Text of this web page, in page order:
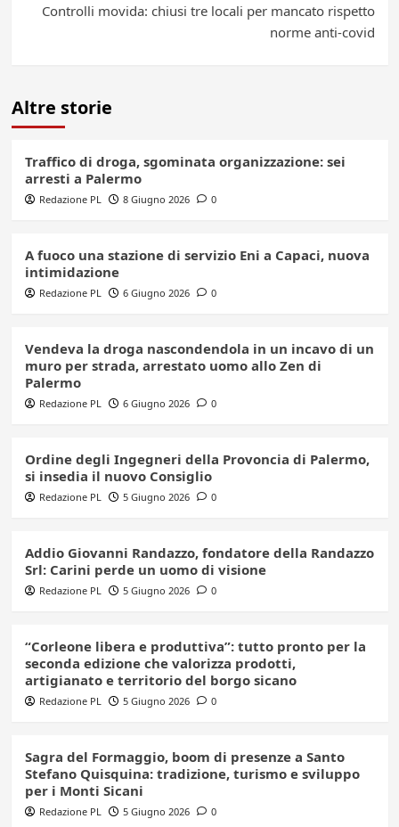
Controlli movida: chiusi tre locali per mancato rispetto
norme anti-covid
Altre storie
Traffico di droga, sgominata organizzazione: sei
arresti a Palermo
Redazione PL 8 Giugno 2026 0
A fuoco una stazione di servizio Eni a Capaci, nuova
intimidazione
Redazione PL 6 Giugno 2026 0
Vendeva la droga nascondendola in un incavo di un
muro per strada, arrestato uomo allo Zen di
Palermo
Redazione PL 6 Giugno 2026 0
Ordine degli Ingegneri della Provoncia di Palermo,
si insedia il nuovo Consiglio
Redazione PL 5 Giugno 2026 0
Addio Giovanni Randazzo, fondatore della Randazzo
Srl: Carini perde un uomo di visione
Redazione PL 5 Giugno 2026 0
“Corleone libera e produttiva”: tutto pronto per la
seconda edizione che valorizza prodotti,
artigianato e territorio del borgo sicano
Redazione PL 5 Giugno 2026 0
Sagra del Formaggio, boom di presenze a Santo
Stefano Quisquina: tradizione, turismo e sviluppo
per i Monti Sicani
Redazione PL 5 Giugno 2026 0